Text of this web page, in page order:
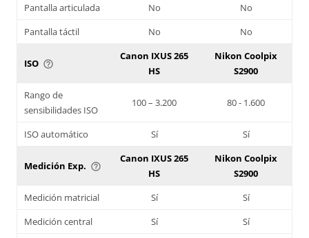
Pantalla articulada No
No
Pantalla táctil
No No
ISO help_outline
Canon IXUS 265
HS
Nikon Coolpix
S2900
Rango de
sensibilidades ISO
100 – 3.200 80 - 1.600
ISO automático Sí Sí
Medición Exp. help_outline
Canon IXUS 265
HS
Nikon Coolpix
S2900
Medición matricial
Sí
Sí
Medición central
Sí
Sí